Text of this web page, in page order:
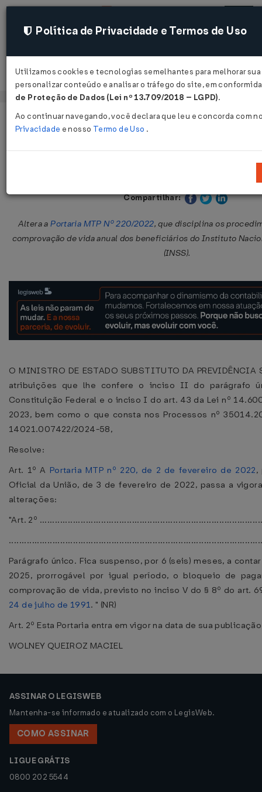
Acessar
Página Inicial Legislações Legislação Federal
Portaria MPS Nº 83 DE 15/01/2025
Compartilhar:
Altera aPortaria MTP Nº 220/2022, que disciplina os
comprovação de vida anual dos beneficiários do Instituto
(INSS).
O MINISTRO DE ESTADO SUBSTITUTO DA
atribuições que lhe confere o inciso II do parágrafo
Constituição Federal e o inciso I do art. 43 da Lei nº
2023, bem como o que consta nos Processos nº
14021.007422/2024-58,
Resolve:
Art. 1º A Portaria MTP nº 220, de 2 de fevereiro de 2022,
Oficial da União, de 3 de fevereiro de 2022, passa a
alterações:
"Art. 2º
Parágrafo único. Fica suspenso, por 6 (seis) meses, a
2025, prorrogável por igual período, o bloqueio de
comprovação de vida, previsto no inciso V do § 8º do art.
24 de julho de 1991. " (NR)
Art. 2º Esta Portaria entra em vigor na data de sua
WOLNEY QUEIROZ MACIEL
ASSINAR O LEGISWEB
Mantenha-se informado e atualizado com o LegisWeb.
COMO ASSINAR
LIGUE GRÁTIS
0800 202 5544
Política de Privacidade e Termos de Uso
Utilizamos cookies e tecnologias semelhantes para melhorar
personalizar conteúdo e analisar o tráfego do site, em
de Proteção de Dados (Lei nº 13.709/2018 – LGPD).
Ao continuar navegando, você declara que leu e concorda com
Privacidade e nosso Termo de Uso .